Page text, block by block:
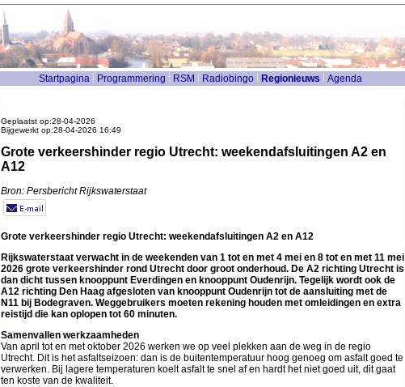
Startpagina Programmering RSM Radiobingo Regionieuws Agenda
Geplaatst op:28-04-2026
Bijgewerkt op:28-04-2026 16:49
Grote verkeershinder regio Utrecht: weekendafsluitingen A2 en
A12
Bron: Persbericht Rijkswaterstaat
Grote verkeershinder regio Utrecht: weekendafsluitingen A2 en A12
Rijkswaterstaat verwacht in de weekenden van 1 tot en met 4 mei en 8 tot en met 11 mei
2026 grote verkeershinder rond Utrecht door groot onderhoud. De A2 richting Utrecht is
dan dicht tussen knooppunt Everdingen en knooppunt Oudenrijn. Tegelijk wordt ook de
A12 richting Den Haag afgesloten van knooppunt Oudenrijn tot de aansluiting met de
N11 bij Bodegraven. Weggebruikers moeten rekening houden met omleidingen en extra
reistijd die kan oplopen tot 60 minuten.
Samenvallen werkzaamheden
Van april tot en met oktober 2026 werken we op veel plekken aan de weg in de regio
Utrecht. Dit is het asfaltseizoen: dan is de buitentemperatuur hoog genoeg om asfalt goed te
verwerken. Bij lagere temperaturen koelt asfalt te snel af en hardt het niet goed uit, dit gaat
ten koste van de kwaliteit.